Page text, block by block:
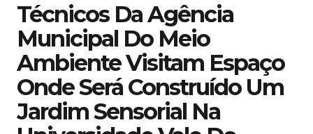
Técnicos Da Agência
Municipal Do Meio
Ambiente Visitam Espaço
Onde Será Construído Um
Jardim Sensorial Na